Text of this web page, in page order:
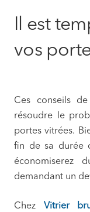
Il est
vos
Ces conseils
résoudre le
portes vitrées.
fin de sa durée
économiserez
demandant un
Chez Vitrier